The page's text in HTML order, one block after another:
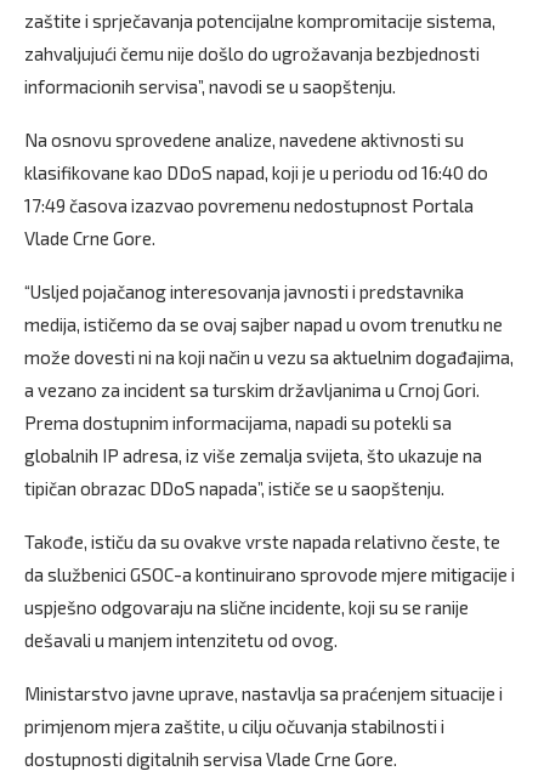
zaštite i sprječavanja potencijalne kompromitacije sistema,
zahvaljujući čemu nije došlo do ugrožavanja bezbjednosti
informacionih servisa”, navodi se u saopštenju.
Na osnovu sprovedene analize, navedene aktivnosti su
klasifikovane kao DDoS napad, koji je u periodu od 16:40 do
17:49 časova izazvao povremenu nedostupnost Portala
Vlade Crne Gore.
“Usljed pojačanog interesovanja javnosti i predstavnika
medija, ističemo da se ovaj sajber napad u ovom trenutku ne
može dovesti ni na koji način u vezu sa aktuelnim događajima,
a vezano za incident sa turskim državljanima u Crnoj Gori.
Prema dostupnim informacijama, napadi su potekli sa
globalnih IP adresa, iz više zemalja svijeta, što ukazuje na
tipičan obrazac DDoS napada”, ističe se u saopštenju.
Takođe, ističu da su ovakve vrste napada relativno česte, te
da službenici GSOC-a kontinuirano sprovode mjere mitigacije i
uspješno odgovaraju na slične incidente, koji su se ranije
dešavali u manjem intenzitetu od ovog.
Ministarstvo javne uprave, nastavlja sa praćenjem situacije i
primjenom mjera zaštite, u cilju očuvanja stabilnosti i
dostupnosti digitalnih servisa Vlade Crne Gore.